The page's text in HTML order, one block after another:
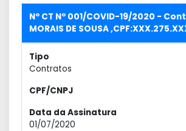
Nº CT Nº 001/COVID-19/2020 -
MORAIS DE SOUSA
Tipo
Contratos
CPF/CNPJ
Data da Assinatura
01/07/2020